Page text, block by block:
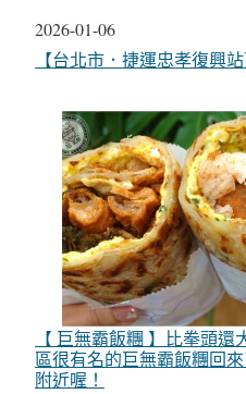
日期
2026-01-06
關於
【台北市．捷運忠孝復興站
【 巨無霸飯糰 】比拳頭
區很有名的巨無霸飯糰回
附近喔！